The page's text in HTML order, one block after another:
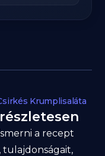
Krumplisaláta
a recept
tulajdonságait,